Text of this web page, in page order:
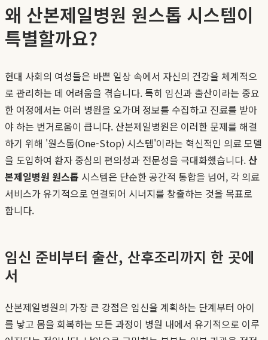
왜 산본제일병원 원스톱 시스템이
특별할까요?
현대 사회의 여성들은 바쁜 일상 속에서 자신의 건강을 체계적으
로 관리하는 데 어려움을 겪습니다. 특히 임신과 출산이라는 중요
한 여정에서는 여러 병원을 오가며 정보를 수집하고 진료를 받아
야 하는 번거로움이 큽니다. 산본제일병원은 이러한 문제를 해결
하기 위해 '원스톱(One-Stop) 시스템'이라는 혁신적인 의료 모델
을 도입하여 환자 중심의 편의성과 전문성을 극대화했습니다. 산
본제일병원 원스톱 시스템은 단순한 공간적 통합을 넘어, 각 의료
서비스가 유기적으로 연결되어 시너지를 창출하는 것을 목표로
합니다.
임신 준비부터 출산, 산후조리까지 한 곳에
서
산본제일병원의 가장 큰 강점은 임신을 계획하는 단계부터 아이
를 낳고 몸을 회복하는 모든 과정이 병원 내에서 유기적으로 이루